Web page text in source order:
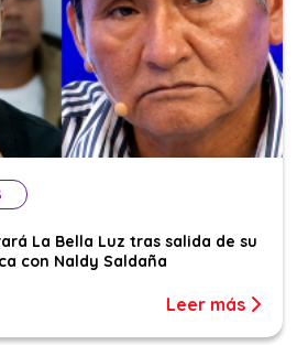
La Bella Luz tras salida de su
con Naldy Saldaña
Leer más